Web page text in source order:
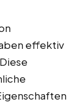
effektiv